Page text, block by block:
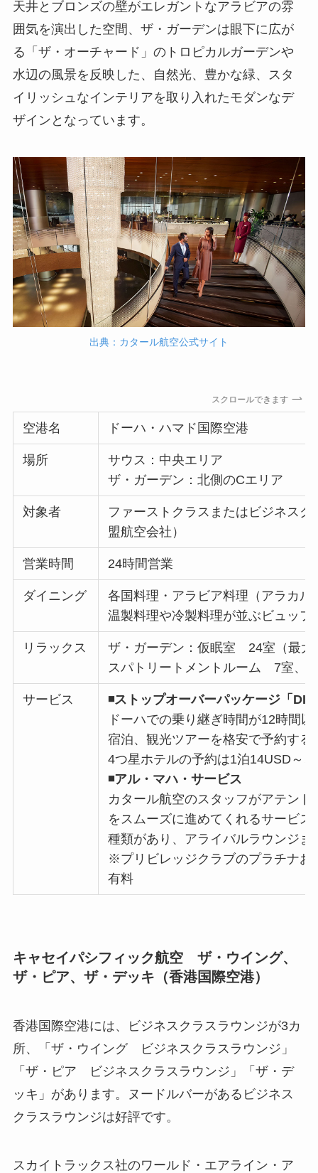
天井とブロンズの壁がエレガントなアラビアの雰
囲気を演出した空間、ザ・ガーデンは眼下に広が
る「ザ・オーチャード」のトロピカルガーデンや
水辺の風景を反映した、自然光、豊かな緑、スタ
イリッシュなインテリアを取り入れたモダンなデ
ザインとなっています。
出典：カタール航空公式サイト
スクロールできます
空港名 ドーハ・ハマド国際空港
場所
サウス：中央エリア
ザ・ガーデン：北側のCエリア
対象者
ファーストクラスまたはビジネス
盟航空会社）
営業時間 24時間営業
ダイニング
各国料理・アラビア料理（アラカル
温製料理や冷製料理が並ぶビュッ
リラックス
ザ・ガーデン：仮眠室 24室（最大
スパトリートメントルーム 7室、
サービス
◾️ストップオーバーパッケージ「
ドーハでの乗り継ぎ時間が12時間
宿泊、観光ツアーを格安で予約す
4つ星ホテルの予約は1泊14USD～
◾️アル・マハ・サービス
カタール航空のスタッフがアテン
をスムーズに進めてくれるサービ
種類があり、アライバルラウンジま
※プリビレッジクラブのプラチナお
有料
キャセイパシフィック航空 ザ・ウイング、
ザ・ピア、ザ・デッキ（香港国際空港）
香港国際空港には、ビジネスクラスラウンジが3カ
所、「ザ・ウイング ビジネスクラスラウンジ」
「ザ・ピア ビジネスクラスラウンジ」「ザ・デ
ッキ」があります。ヌードルバーがあるビジネス
クラスラウンジは好評です。
スカイトラックス社のワールド・エアライン・ア